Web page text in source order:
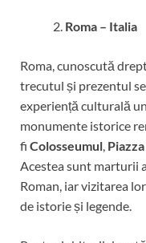
Roma – Italia
Roma, cunoscută
trecutul și prezentul
experiență culturală
monumente istorice
fi Colosseumul,
Acestea sunt marturii
Roman, iar vizitarea
de istorie și legende.